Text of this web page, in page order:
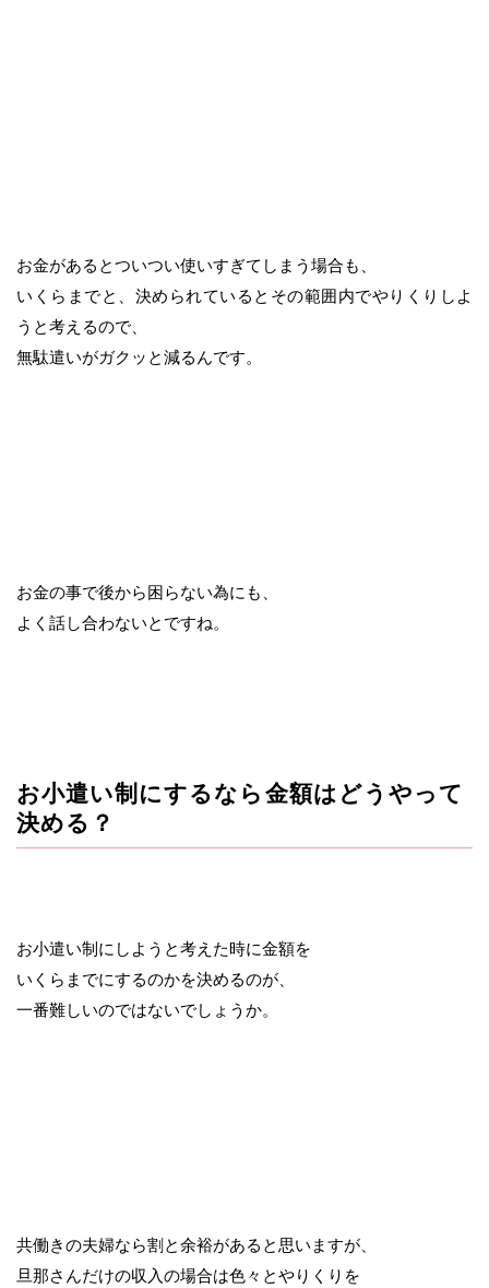
お金があるとついつい使いすぎてしまう場合も、
いくらまでと、決められているとその範囲内でやりくりしよ
うと考えるので、
無駄遣いがガクッと減るんです。
お金の事で後から困らない為にも、
よく話し合わないとですね。
お小遣い制にするなら金額はどうやって
決める？
お小遣い制にしようと考えた時に金額を
いくらまでにするのかを決めるのが、
一番難しいのではないでしょうか。
共働きの夫婦なら割と余裕があると思いますが、
旦那さんだけの収入の場合は色々とやりくりを